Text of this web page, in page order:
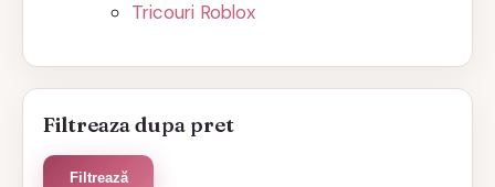
Tricouri Roblox
Filtreaza dupa pret
Preț
PrețFiltrează